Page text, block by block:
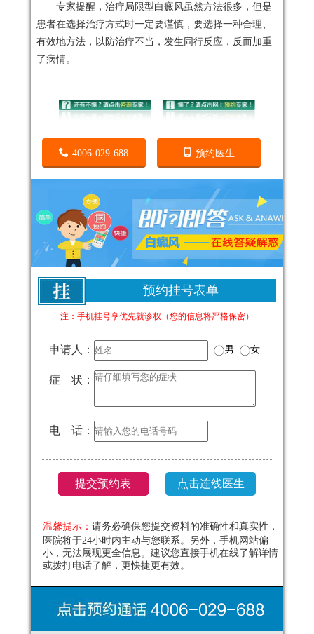
专家提醒，治疗局限型白癜风虽然方法很多，但是
患者在选择治疗方式时一定要谨慎，要选择一种合理、
有效地方法，以防治疗不当，发生同行反应，反而加重
了病情。
4006-029-688 预约医生
预约挂号表单
注：手机挂号享优先就诊权（您的信息将严格保密）
申请人： 男 女
症 状：
电 话：
温馨提示： 请务必确保您提交资料的准确性和真实性，
医院将于24小时内主动与您联系。另外，手机网站偏
小，无法展现更全信息。建议您直接手机在线了解详情
或拨打电话了解，更快捷更有效。